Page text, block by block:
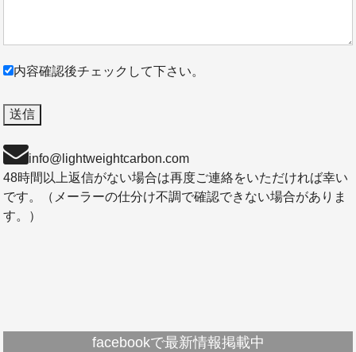
内容確認後チェックして下さい。
info@lightweightcarbon.com
48時間以上返信がない場合は再度ご連絡をいただければ幸い
です。（メーラーの仕分け不調で確認できない場合がありま
す。）
facebookで最新情報掲載中